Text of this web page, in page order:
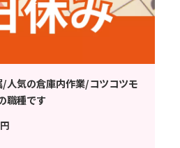
/人気の倉庫内作業/コツコツモ
職種です
円